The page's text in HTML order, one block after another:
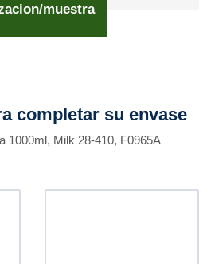
muestra
completar su envase
1000ml, Milk 28-410, F0965A